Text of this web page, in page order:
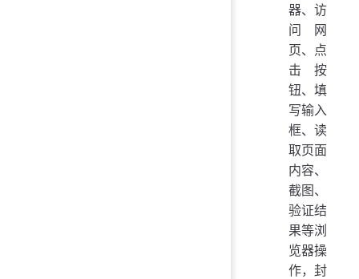
器、访
问网
页、点
击按
钮、填
写输入
框、读
取页面
内容、
截图、
验证结
果等浏
览器操
作，封